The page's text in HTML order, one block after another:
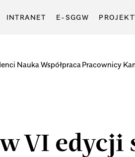
INTRANET E-SGGW
Nauka Współpraca Pracownicy
VI